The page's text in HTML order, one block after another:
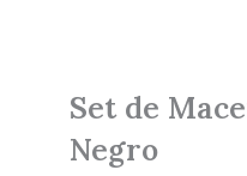
Set de
Negro